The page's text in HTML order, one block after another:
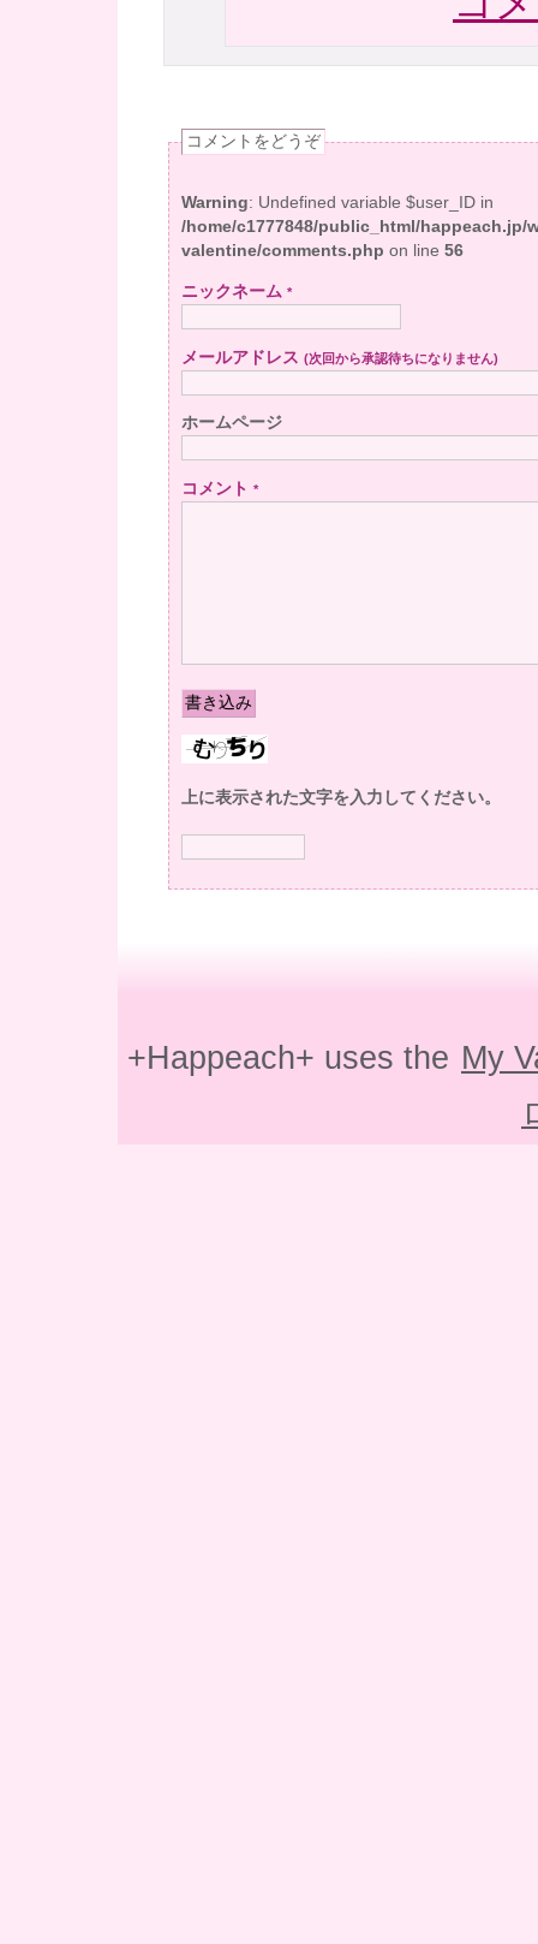
コメントをどうぞ
Warning
: Undefined variable $user_ID in
/home/c1777848/public_html/happeach.jp/
valentine/comments.php on line 56
ニックネーム *
メールアドレス (次回から承認待ちになりません)
ホームページ
コメント *
上に表示された文字を入力してください。
+Happeach+ uses the My